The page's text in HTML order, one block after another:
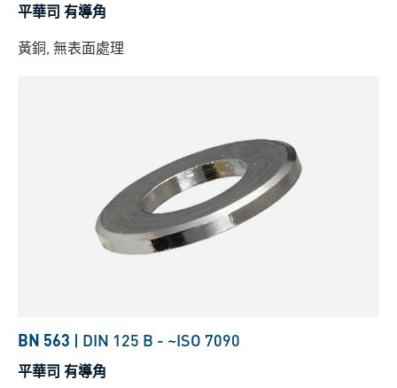
平華司 有導角
黃銅, 無表面處理
BN 563 | DIN 125 B - ~ISO 7090
平華司 有導角